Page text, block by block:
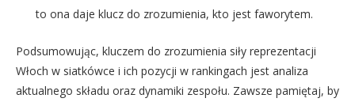
to ona daje klucz do zrozumienia, kto jest faworytem.
Podsumowując, kluczem do zrozumienia siły reprezentacji
Włoch w siatkówce i ich pozycji w rankingach jest analiza
aktualnego składu oraz dynamiki zespołu. Zawsze pamiętaj, by